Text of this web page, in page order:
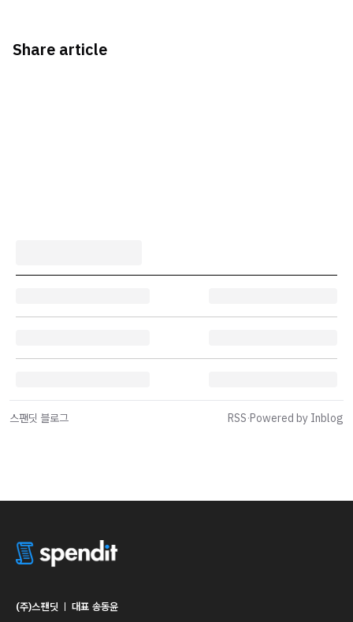
Share article
스팬딧 블로그 RSS·Powered by Inblog
(주)스팬딧 ㅣ대표 송동윤